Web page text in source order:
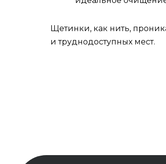
Щетинки, как нить,
и труднодоступных мест.